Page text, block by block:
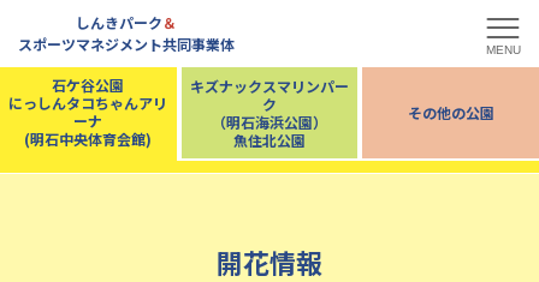
しんきパーク＆
スポーツマネジメント共同事業体
MENU
石ケ谷公園
にっしんタコちゃんアリ
ーナ
(明石中央体育会館)
キズナックスマリンパー
ク
（明石海浜公園）
魚住北公園
その他の公園
開花情報